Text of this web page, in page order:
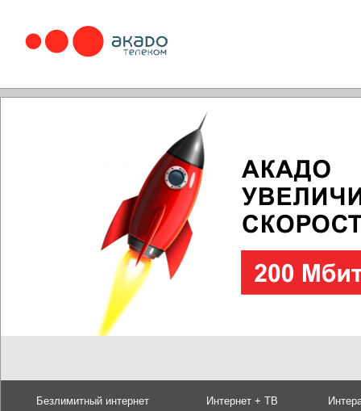
Безлимитный интернет Интернет + ТВ